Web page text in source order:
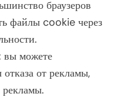
браузеров
файлы cookie через
вы можете
от рекламы,